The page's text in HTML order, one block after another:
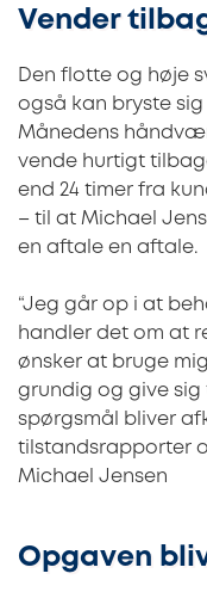
Vender
Den flotte og høje
også kan bryste
Månedens
vende hurtigt
end 24 timer fra
– til at Michael
en aftale en aftale.
“Jeg går op i at
handler det om at
ønsker at bruge
grundig og give sig
spørgsmål bliver
tilstandsrapporter
Michael Jensen
Opgaven